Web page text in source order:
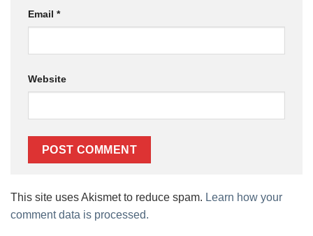
Email *
Website
This site uses Akismet to reduce spam. Learn how your
comment data is processed.